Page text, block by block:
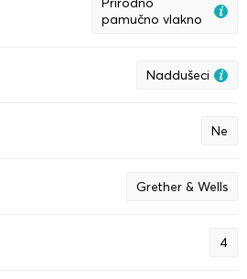
pamučno vlakno
Naddušeci
Ne
Grether & Wells
4